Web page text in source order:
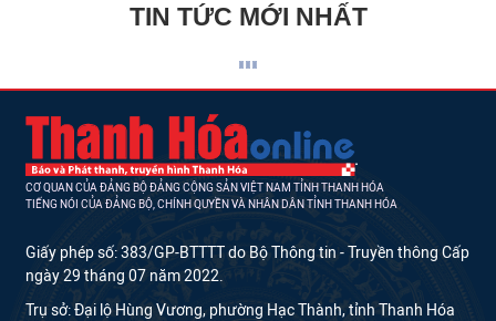
TIN TỨC MỚI NHẤT
CƠ QUAN CỦA ĐẢNG BỘ ĐẢNG CỘNG SẢN VIỆT NAM TỈNH THANH HÓA
TIẾNG NÓI CỦA ĐẢNG BỘ, CHÍNH QUYỀN VÀ NHÂN DÂN TỈNH THANH HÓA
Giấy phép số: 383/GP-BTTTT do Bộ Thông tin - Truyền thông Cấp
ngày 29 tháng 07 năm 2022.
Trụ sở: Đại lộ Hùng Vương, phường Hạc Thành, tỉnh Thanh Hóa